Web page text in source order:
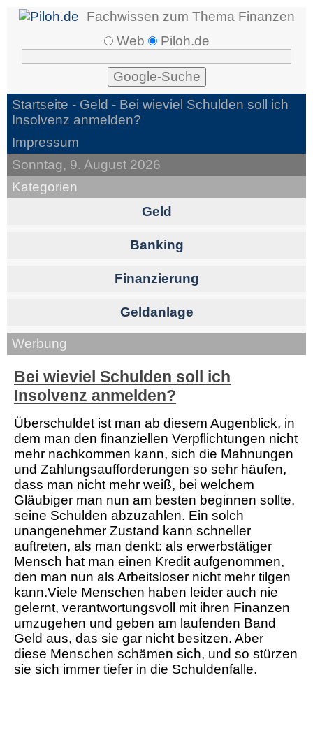
Fachwissen zum Thema Finanzen
Web
Piloh.de
Startseite - Geld - Bei wieviel Schulden soll ich
Insolvenz anmelden?
Impressum
Sonntag, 9. August 2026
Kategorien
Geld
Banking
Finanzierung
Geldanlage
Werbung
Bei wieviel Schulden soll ich
Insolvenz anmelden?
Überschuldet ist man ab diesem Augenblick, in
dem man den finanziellen Verpflichtungen nicht
mehr nachkommen kann, sich die Mahnungen
und Zahlungsaufforderungen so sehr häufen,
dass man nicht mehr weiß, bei welchem
Gläubiger man nun am besten beginnen sollte,
seine Schulden abzuzahlen. Ein solch
unangenehmer Zustand kann schneller
auftreten, als man denkt: als erwerbstätiger
Mensch hat man einen Kredit aufgenommen,
den man nun als Arbeitsloser nicht mehr tilgen
kann.Viele Menschen haben leider auch nie
gelernt, verantwortungsvoll mit ihren Finanzen
umzugehen und geben am laufenden Band
Geld aus, das sie gar nicht besitzen. Aber
diese Menschen schämen sich, und so stürzen
sie sich immer tiefer in die Schuldenfalle.